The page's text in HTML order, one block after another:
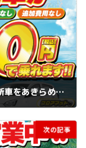
新車の軽が月々9,900円?!【物価高でも新車をあきらめたくないあなたへ】
次の記事